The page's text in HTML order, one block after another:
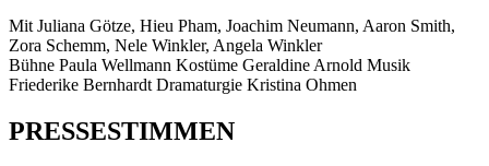
Mit Juliana Götze, Hieu Pham, Joachim Neumann, Aaron Smith,
Zora Schemm, Nele Winkler, Angela Winkler
Bühne Paula Wellmann Kostüme Geraldine Arnold Musik
Friederike Bernhardt Dramaturgie Kristina Ohmen
PRESSESTIMMEN